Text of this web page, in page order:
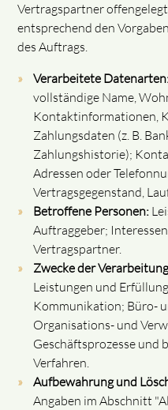
Vertragspartner
entsprechend den
des Auftrags.
Verarbeitete
vollständige Name,
Kontaktinformationen,
Zahlungsdaten (z. B.
Zahlungshistorie);
Adressen oder
Vertragsgegenstand,
Betroffene Personen:
Auftraggeber;
Vertragspartner.
Zwecke der
Leistungen und
Kommunikation; Büro-
Organisations- und
Geschäftsprozesse
Verfahren.
Aufbewahrung und
Angaben im Abschnitt